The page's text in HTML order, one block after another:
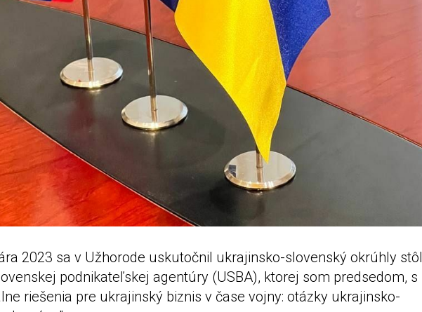
2023 sa v Užhorode uskutočnil ukrajinsko-slovenský okrúhly stôl
podnikateľskej agentúry (USBA), ktorej som predsedom, s
riešenia pre ukrajinský biznis v čase vojny: otázky ukrajinsko-